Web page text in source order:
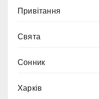
Привітання
Свята
Сонник
Харків